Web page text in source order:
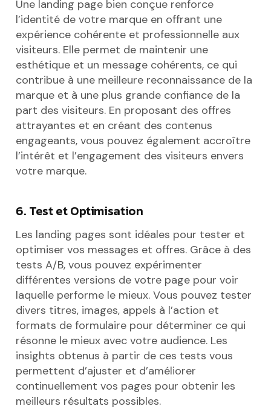
Une landing page bien conçue renforce
l’identité de votre marque en offrant une
expérience cohérente et professionnelle aux
visiteurs. Elle permet de maintenir une
esthétique et un message cohérents, ce qui
contribue à une meilleure reconnaissance de la
marque et à une plus grande confiance de la
part des visiteurs. En proposant des offres
attrayantes et en créant des contenus
engageants, vous pouvez également accroître
l’intérêt et l’engagement des visiteurs envers
votre marque.
6. Test et Optimisation
Les landing pages sont idéales pour tester et
optimiser vos messages et offres. Grâce à des
tests A/B, vous pouvez expérimenter
différentes versions de votre page pour voir
laquelle performe le mieux. Vous pouvez tester
divers titres, images, appels à l’action et
formats de formulaire pour déterminer ce qui
résonne le mieux avec votre audience. Les
insights obtenus à partir de ces tests vous
permettent d’ajuster et d’améliorer
continuellement vos pages pour obtenir les
meilleurs résultats possibles.